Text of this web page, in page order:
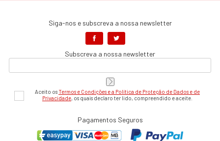
Siga-nos e subscreva a nossa newsletter
Subscreva a nossa newsletter
Aceito osTermos e Condições e a Política de Proteção de Dados e de
Privacidade, os quais declaro ter lido, compreendido e aceite.
Pagamentos Seguros